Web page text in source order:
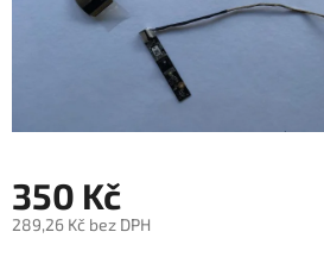
350 Kč
289,26 Kč bez DPH